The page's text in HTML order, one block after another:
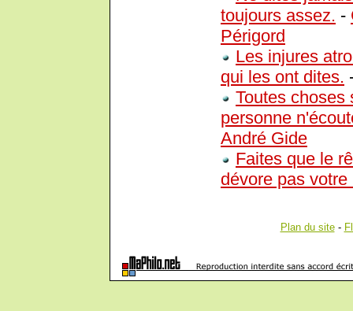
toujours assez. -
Périgord
Les injures
qui les ont dites.
Toutes
personne
André Gide
Faites que le
dévore pas votre
Plan du site-